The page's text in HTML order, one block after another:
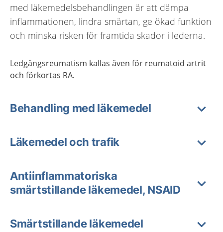
med läkemedelsbehandlingen är att dämpa
inflammationen, lindra smärtan, ge ökad funktion
och minska risken för framtida skador i lederna.
Ledgångsreumatism kallas även för reumatoid artrit
och förkortas RA.
Behandling med läkemedel
Läkemedel och trafik
Antiinflammatoriska
smärtstillande läkemedel, NSAID
Smärtstillande läkemedel